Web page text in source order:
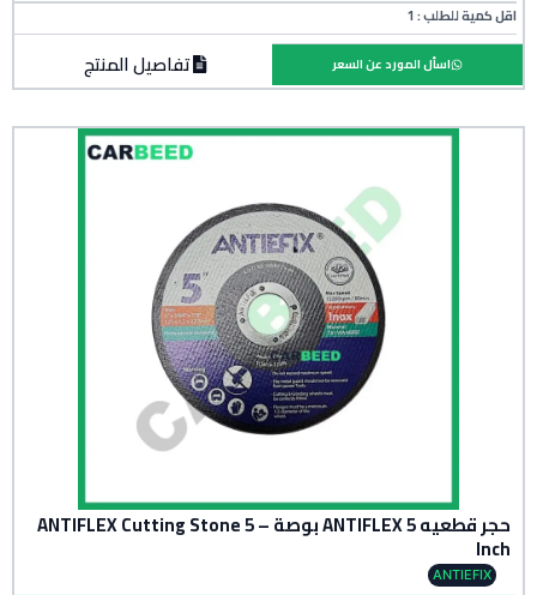
اقل كمية للطلب : 1
تفاصيل المنتج اسأل المورد عن السعر
حجر قطعيه ANTIFLEX 5 بوصة – ANTIFLEX Cutting Stone 5
Inch
ANTIEFIX